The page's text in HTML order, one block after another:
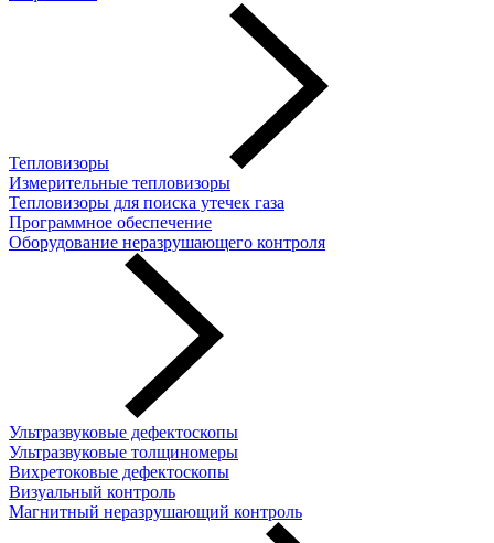
Тепловизоры
Измерительные тепловизоры
Тепловизоры для поиска утечек газа
Программное обеспечение
Оборудование неразрушающего контроля
Ультразвуковые дефектоскопы
Ультразвуковые толщиномеры
Вихретоковые дефектоскопы
Визуальный контроль
Магнитный неразрушающий контроль